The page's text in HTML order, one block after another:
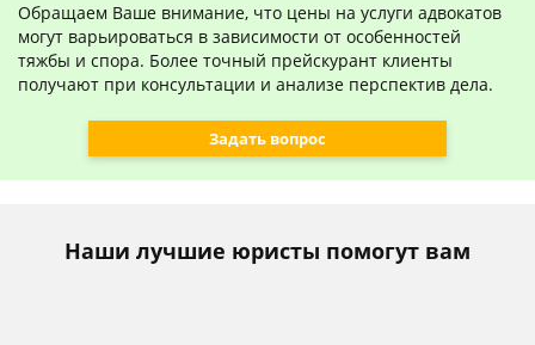
Обращаем Ваше внимание, что цены на услуги адвокатов
могут варьироваться в зависимости от особенностей
тяжбы и спора. Более точный прейскурант клиенты
получают при консультации и анализе перспектив дела.
Задать вопрос
Наши лучшие юристы помогут вам